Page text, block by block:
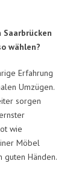
wählen?
Erfahrung
Umzügen.
sorgen
wie
Möbel
guten Händen.